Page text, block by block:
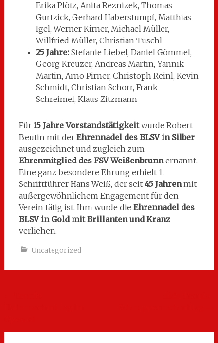
Erika Plötz, Anita Reznizek, Thomas
Gurtzick, Gerhard Haberstumpf, Matthias
Igel, Werner Kirner, Michael Müller,
Willfried Müller, Christian Tuschl
25 Jahre:Stefanie Liebel, Daniel Gömmel,
Georg Kreuzer, Andreas Martin, Yannik
Martin, Arno Pirner, Christoph Reinl, Kevin
Schmidt, Christian Schorr, Frank
Schreimel, Klaus Zitzmann
Für 15 Jahre Vorstandstätigkeitwurde Robert
Beutin mit der Ehrennadel des BLSV in Silber
ausgezeichnet und zugleich zum
Ehrenmitglied des FSV Weißenbrunnernannt.
Eine ganz besondere Ehrung erhielt 1.
Schriftführer Hans Weiß, der seit 45 Jahrenmit
außergewöhnlichem Engagement für den
Verein tätig ist. Ihm wurde die Ehrennadel des
BLSV in Gold mit Brillanten und Kranz
verliehen.
Uncategorized